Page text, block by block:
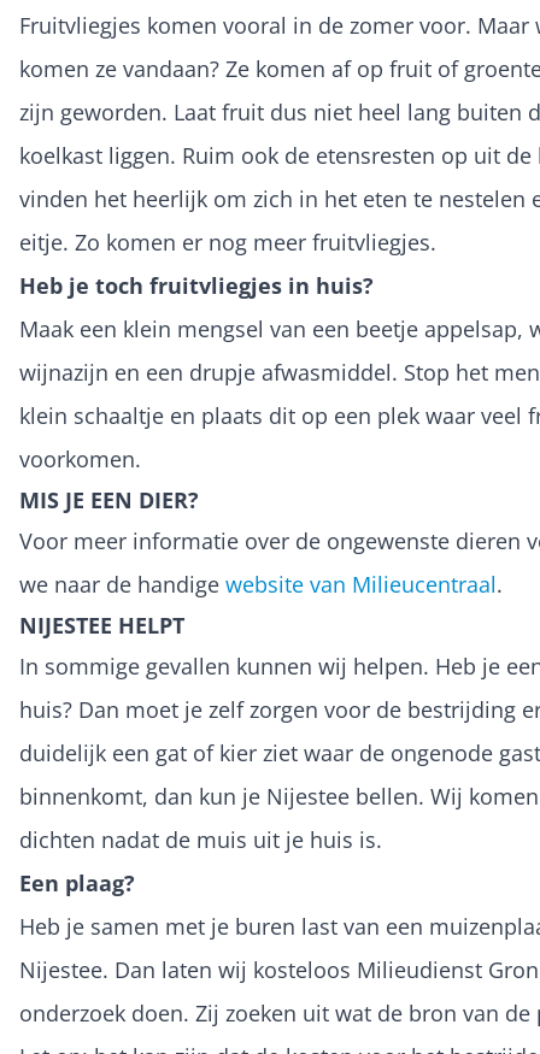
Fruitvliegjes komen vooral in de zomer voor. Maar
komen ze vandaan? Ze komen af op fruit of
zijn geworden. Laat fruit dus niet heel lang buiten
koelkast liggen. Ruim ook de etensresten op uit de
vinden het heerlijk om zich in het eten te nestelen
eitje. Zo komen er nog meer fruitvliegjes.
Heb je toch fruitvliegjes in huis?
Maak een klein mengsel van een beetje appelsap,
wijnazijn en een drupje afwasmiddel. Stop het
klein schaaltje en plaats dit op een plek waar veel
voorkomen.
MIS JE EEN DIER?
Voor meer informatie over de ongewenste dieren
we naar de handige website van Milieucentraal.
NIJESTEE HELPT
In sommige gevallen kunnen wij helpen. Heb je
huis? Dan moet je zelf zorgen voor de bestrijding
duidelijk een gat of kier ziet waar de ongenode gast
binnenkomt, dan kun je Nijestee bellen. Wij
dichten nadat de muis uit je huis is.
Een plaag?
Heb je samen met je buren last van een
Nijestee. Dan laten wij kosteloos Milieudienst
onderzoek doen. Zij zoeken uit wat de bron van de